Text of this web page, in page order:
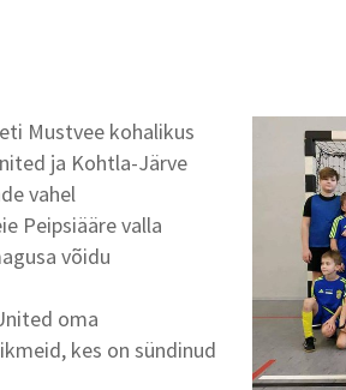
Mustvee kohalikus
ja Kohtla-Järve
vahel
Peipsiääre valla
võidu
oma
kes on sündinud